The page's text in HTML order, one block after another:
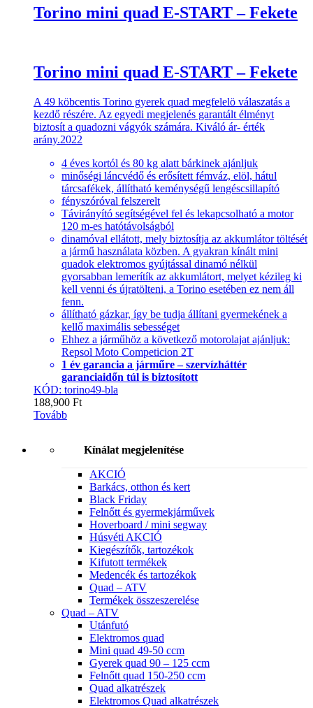
Torino mini quad E-START – Fekete
Torino mini quad E-START – Fekete
A 49 köbcentis Torino gyerek quad megfelelö válaszatás a
kezdő részére. Az egyedi megjelenés garantált élményt
biztosít a quadozni vágyók számára. Kiváló ár- érték
arány.2022
4 éves kortól és 80 kg alatt bárkinek ajánljuk
minőségi láncvédő és erősített fémváz, elöl, hátul
tárcsafékek, állítható keménységű lengéscsillapító
fényszóróval felszerelt
Távirányító segítségével fel és lekapcsolható a motor
120 m-es hatótávolságból
dinamóval ellátott, mely biztosítja az akkumlátor töltését
a jármű használata közben. A gyakran kínált mini
quadok elektromos gyújtással dinamó nélkül
gyorsabban lemerítík az akkumlátort, melyet kézileg ki
kell venni és újratölteni, a Torino esetében ez nem áll
fenn.
állítható gázkar, így be tudja állítani gyermekének a
kellő maximális sebességet
Ehhez a járműhöz a következő motorolajat ajánljuk:
Repsol Moto Competicion 2T
1 év garancia a járműre – szervízháttér
garanciaidőn túl is biztosított
KÓD: torino49-bla
188,900 Ft
Tovább
Kínálat megjelenítése
AKCIÓ
Barkács, otthon és kert
Black Friday
Felnőtt és gyermekjárművek
Hoverboard / mini segway
Húsvéti AKCIÓ
Kiegészítők, tartozékok
Kifutott termékek
Medencék és tartozékok
Quad – ATV
Termékek összeszerelése
Quad – ATV
Utánfutó
Elektromos quad
Mini quad 49-50 ccm
Gyerek quad 90 – 125 ccm
Felnőtt quad 150-250 ccm
Quad alkatrészek
Elektromos Quad alkatrészek